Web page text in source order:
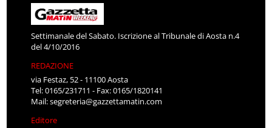
Settimanale del Sabato. Iscrizione al Tribunale di Aosta n.4
del 4/10/2016
REDAZIONE
via Festaz, 52 - 11100 Aosta
Tel: 0165/231711 - Fax: 0165/1820141
Mail:segreteria@gazzettamatin.com
Editore